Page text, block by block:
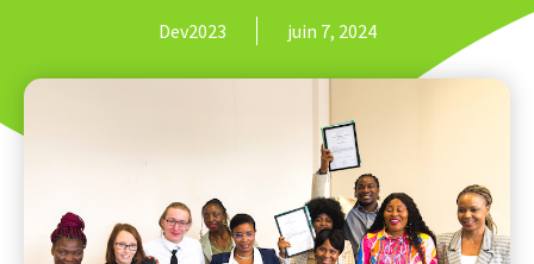
Dev2023 juin 7, 2024